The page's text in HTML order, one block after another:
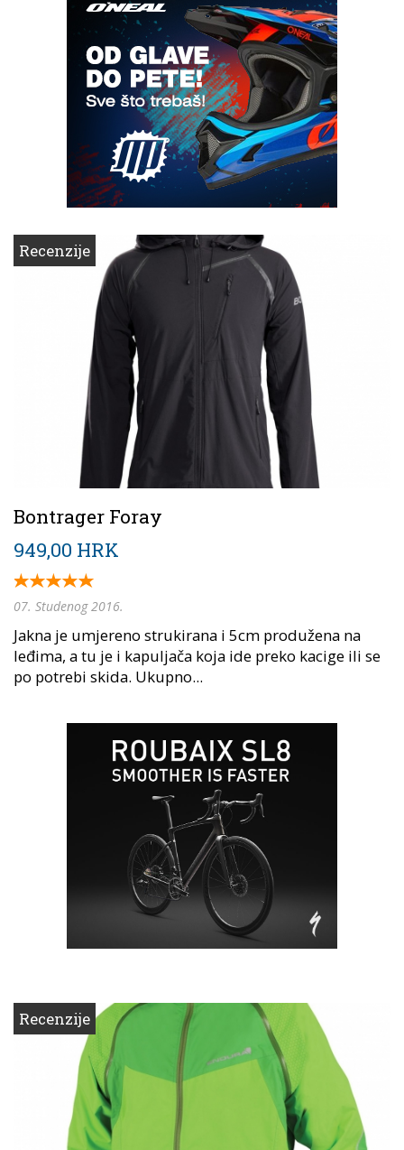
Recenzije
Bontrager Foray
949,00 HRK
07. Studenog 2016.
Jakna je umjereno strukirana i 5cm produžena na
leđima, a tu je i kapuljača koja ide preko kacige ili se
po potrebi skida. Ukupno...
Recenzije